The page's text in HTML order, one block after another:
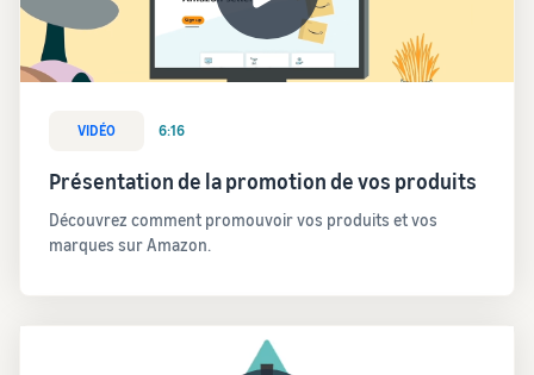
VIDÉO 6:16
Présentation de la promotion de vos produits
Découvrez comment promouvoir vos produits et vos
marques sur Amazon.